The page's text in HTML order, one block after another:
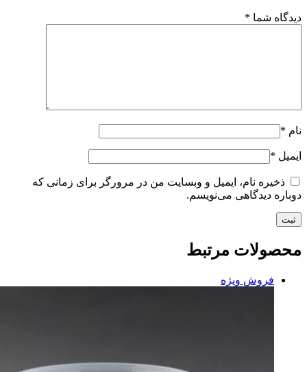
دیدگاه شما *
نام *
ایمیل *
ذخیره نام، ایمیل و وبسایت من در مرورگر برای زمانی که
دوباره دیدگاهی می‌نویسم.
محصولات مرتبط
فروش ویژه